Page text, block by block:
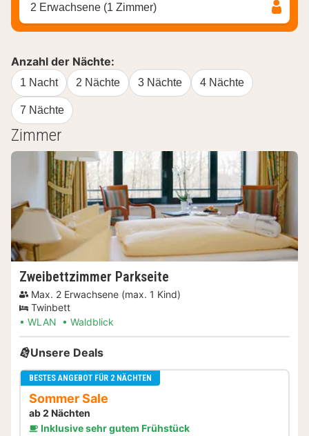
2 Erwachsene (1 Zimmer)
Anzahl der Nächte:
1 Nacht 2 Nächte 3 Nächte 4 Nächte
7 Nächte
Zimmer
Zweibettzimmer Parkseite
Max. 2 Erwachsene (max. 1 Kind)
Twinbett
WLAN
Waldblick
Unsere Deals
BESTES ANGEBOT FÜR 2 NÄCHTEN
Sommer Sale
ab 2 Nächten
Inklusive sehr gutem Frühstück